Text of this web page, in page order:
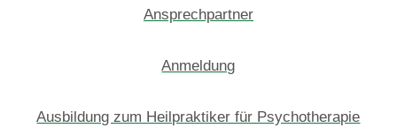
Ansprechpartner
Anmeldung
Ausbildung zum Heilpraktiker für Psychotherapie